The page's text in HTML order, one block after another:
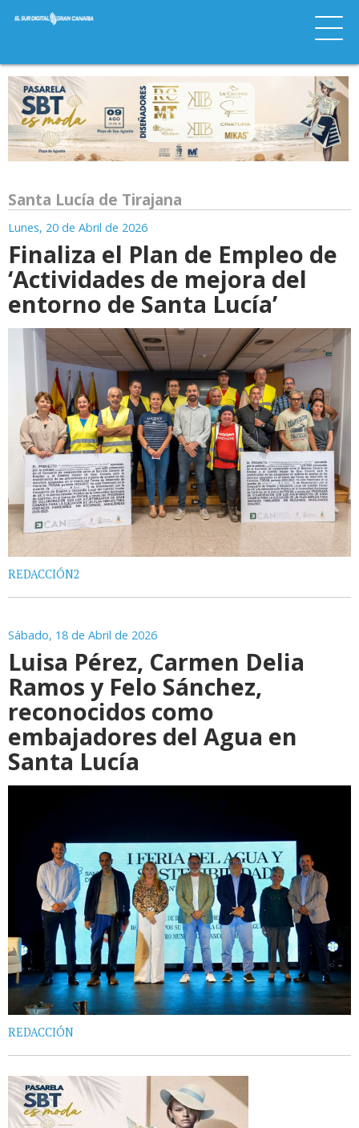
Santa Lucía de Tirajana
Lunes, 20 de Abril de 2026
Finaliza el Plan de Empleo de
‘Actividades de mejora del
entorno de Santa Lucía’
REDACCIÓN2
Sábado, 18 de Abril de 2026
Luisa Pérez, Carmen Delia
Ramos y Felo Sánchez,
reconocidos como
embajadores del Agua en
Santa Lucía
REDACCIÓN